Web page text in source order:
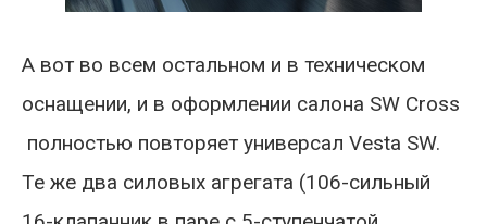
А вот во всем остальном и в техническом
оснащении, и в оформлении салона SW Cross
полностью повторяет универсал Vesta SW.
Те же два силовых агрегата (106-сильный